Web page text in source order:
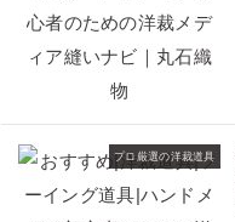
プロ厳選の洋裁道具